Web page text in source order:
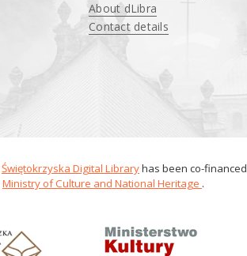
About dLibra
Contact details
Świętokrzyska Digital Libraryhas been co-financed
Ministry of Culture and National Heritage .